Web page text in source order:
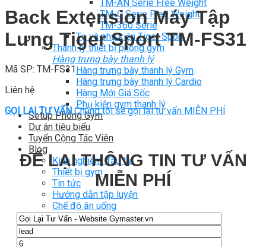
TM-AN Serie Free Weight
TM-C Serie Free Weight
TM-360 Serie
Tạ và phụ kiện Tiger Sport
Thanh lý thiết bị phòng gym
Hàng trưng bày thanh lý
Hàng trưng bày thanh lý Gym
Hàng trưng bày thanh lý Cardio
Hàng Mới Giá Sốc
Phụ kiện gym thanh lý
Setup Phòng Gym
Dự án tiêu biểu
Tuyển Cộng Tác Viên
Blog
Kinh nghiệm đầu tư
Thiết bị gym
Tin tức
Hướng dẫn tập luyện
Chế độ ăn uống
Liên Hệ
Tìm
kiếm:
Back Extension Máy Tập
Lưng Tiger Sport TM-FS31
Mã SP: TM-FS31
Liên hệ
GỌI LẠI TƯ VẤN Chúng tôi sẽ gọi lại tư vấn MIỄN PHÍ
ĐỂ LẠI THÔNG TIN TƯ VẤN
MIỄN PHÍ